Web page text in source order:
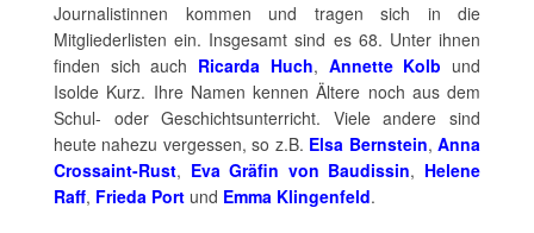
Journalistinnen kommen und tragen sich in die
Mitgliederlisten ein. Insgesamt sind es 68. Unter ihnen
finden sich auch Ricarda Huch, Annette Kolb und
Isolde Kurz. Ihre Namen kennen Ältere noch aus dem
Schul- oder Geschichtsunterricht. Viele andere sind
heute nahezu vergessen, so z.B. Elsa Bernstein,Anna
Crossaint-Rust, Eva Gräfin von Baudissin, Helene
Raff, Frieda Port und Emma Klingenfeld.